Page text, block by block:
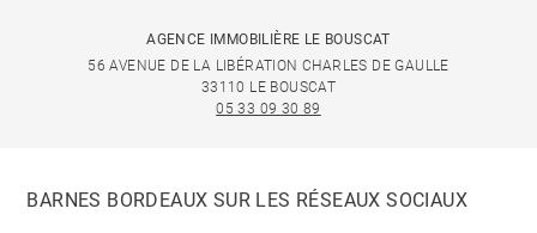
AGENCE IMMOBILIÈRE LE BOUSCAT
56 AVENUE DE LA LIBÉRATION CHARLES DE GAULLE
33110 LE BOUSCAT
05 33 09 30 89
BARNES BORDEAUX SUR LES RÉSEAUX SOCIAUX